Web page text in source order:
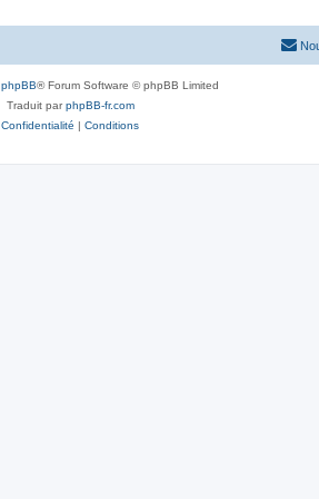
s
n
s
phpBB® Forum Software © phpBB Limited
Traduit parphpBB-fr.com
Confidentialité | Conditions